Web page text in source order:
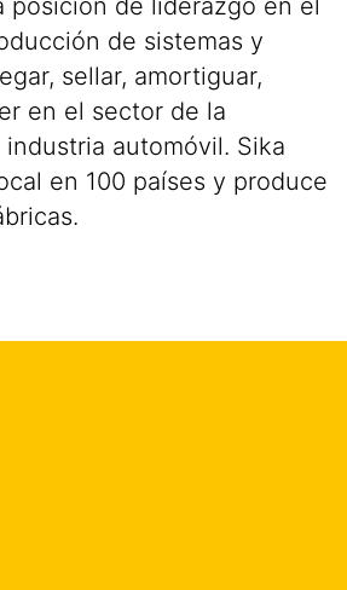
posición de liderazgo en el
de sistemas y
sellar, amortiguar,
en el sector de la
automóvil. Sika
en 100 países y produce